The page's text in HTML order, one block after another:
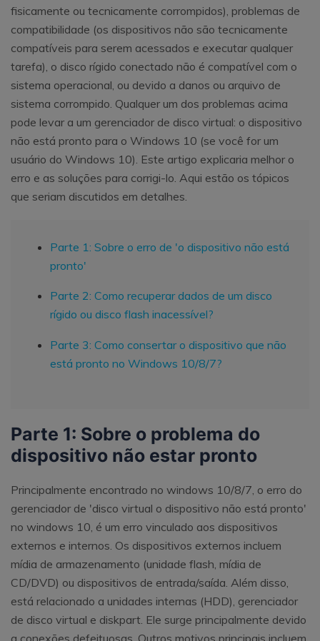
fisicamente ou tecnicamente corrompidos), problemas de
compatibilidade (os dispositivos não são tecnicamente
compatíveis para serem acessados ​​e executar qualquer
tarefa), o disco rígido conectado não é compatível com o
sistema operacional, ou devido a danos ou arquivo de
sistema corrompido. Qualquer um dos problemas acima
pode levar a um gerenciador de disco virtual: o dispositivo
não está pronto para o Windows 10 (se você for um
usuário do Windows 10). Este artigo explicaria melhor o
erro e as soluções para corrigi-lo. Aqui estão os tópicos
que seriam discutidos em detalhes.
Parte 1: Sobre o erro de 'o dispositivo não está
pronto'
Parte 2: Como recuperar dados de um disco
rígido ou disco flash inacessível?
Parte 3: Como consertar o dispositivo que não
está pronto no Windows 10/8/7?
Parte 1: Sobre o problema do
dispositivo não estar pronto
Principalmente encontrado no windows 10/8/7, o erro do
gerenciador de 'disco virtual o dispositivo não está pronto'
no windows 10, é um erro vinculado aos dispositivos
externos e internos. Os dispositivos externos incluem
mídia de armazenamento (unidade flash, mídia de
CD/DVD) ou dispositivos de entrada/saída. Além disso,
está relacionado a unidades internas (HDD), gerenciador
de disco virtual e diskpart. Ele surge principalmente devido